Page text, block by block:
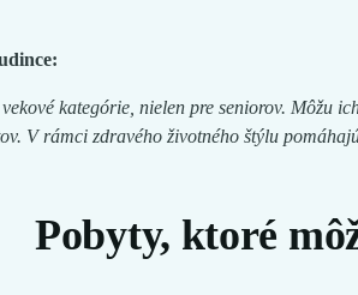
vekové kategórie, nielen pre seniorov.
V rámci zdravého životného štýlu
Pobyty, ktoré